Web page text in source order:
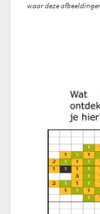
waar deze